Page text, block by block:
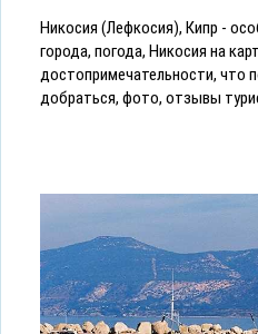
Никосия (Лефкосия), Кипр -
города, погода, Никосия на
достопримечательности, что
добраться, фото, отзывы